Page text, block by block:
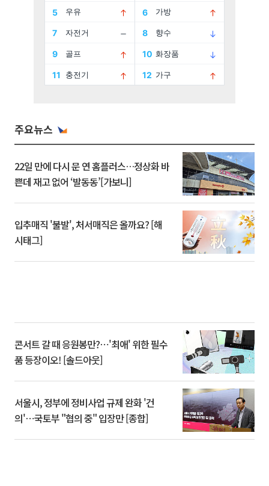
주요뉴스
22일 만에 다시 문 연 홈플러스…정상화 바
쁜데 재고 없어 ‘발동동’[가보니]
입추매직 '불발', 처서매직은 올까요? [해
시태그]
콘서트 갈 때 응원봉만?⋯'최애' 위한 필수
품 등장이오! [솔드아웃]
서울시, 정부에 정비사업 규제 완화 '건
의'⋯국토부 "협의 중" 입장만 [종합]